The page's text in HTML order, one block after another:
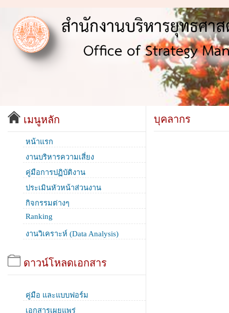
เมนูหลัก
หน้าแรก
งานบริหารความเสี่ยง
คู่มือการปฏิบัติงาน
ประเมินหัวหน้าส่วนงาน
กิจกรรมต่างๆ
Ranking
งานวิเคราะห์ (Data Analysis)
ดาวน์โหลดเอกสาร
คู่มือ และแบบฟอร์ม
เอกสารเผยแพร่
บุคลากร